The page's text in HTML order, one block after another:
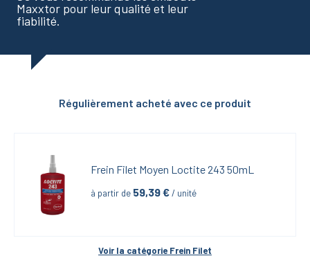
Maxxtor pour leur qualité et leur
fiabilité.
Régulièrement acheté avec ce produit
Frein Filet Moyen Loctite 243 50mL
à partir de 59,39 € / unité
Voir la catégorie Frein Filet